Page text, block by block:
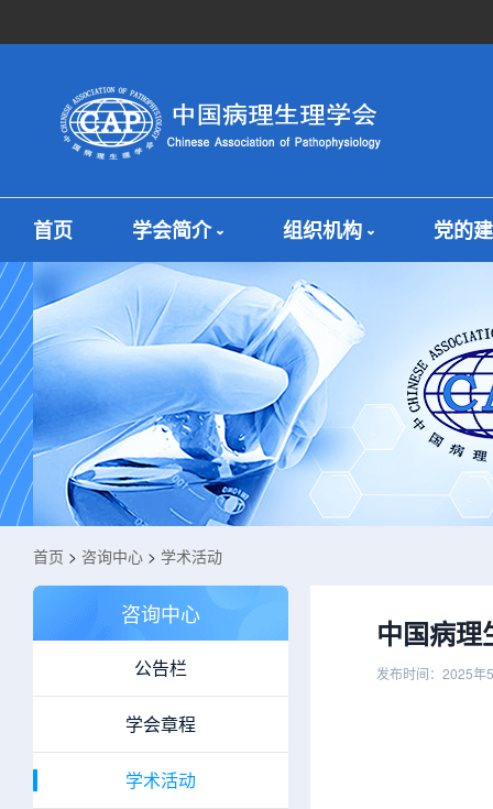
首页 学会简介 组织机构 党的
首页 > 咨询中心 > 学术活动
咨询中心
公告栏
学会章程
学术活动
中国病理
发布时间：2025年